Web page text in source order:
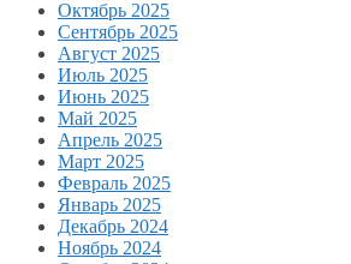
Октябрь 2025
Сентябрь 2025
Август 2025
Июль 2025
Июнь 2025
Май 2025
Апрель 2025
Март 2025
Февраль 2025
Январь 2025
Декабрь 2024
Ноябрь 2024